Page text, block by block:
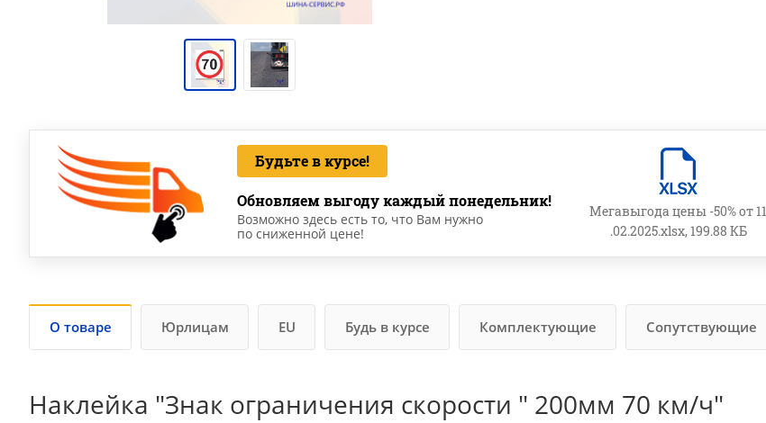
Будьте в курсе!
Обновляем выгоду каждый понедельник!
Возможно здесь есть то, что Вам нужно
по сниженной цене!
Мегавыгода цены -50% от 11
.02.2025.xlsx, 199.88 КБ
О товаре Юрлицам EU Будь в курсе Комплектующие Сопутствующие
Наклейка "Знак ограничения скорости " 200мм 70 км/ч"